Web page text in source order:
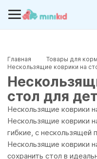
Главная
Товары для
Нескользящие коврики на
стол для
Нескользящие коврики
Нескользящие коврики
гибкие, с нескользящей
Нескользящие коврики
сохранить стол в